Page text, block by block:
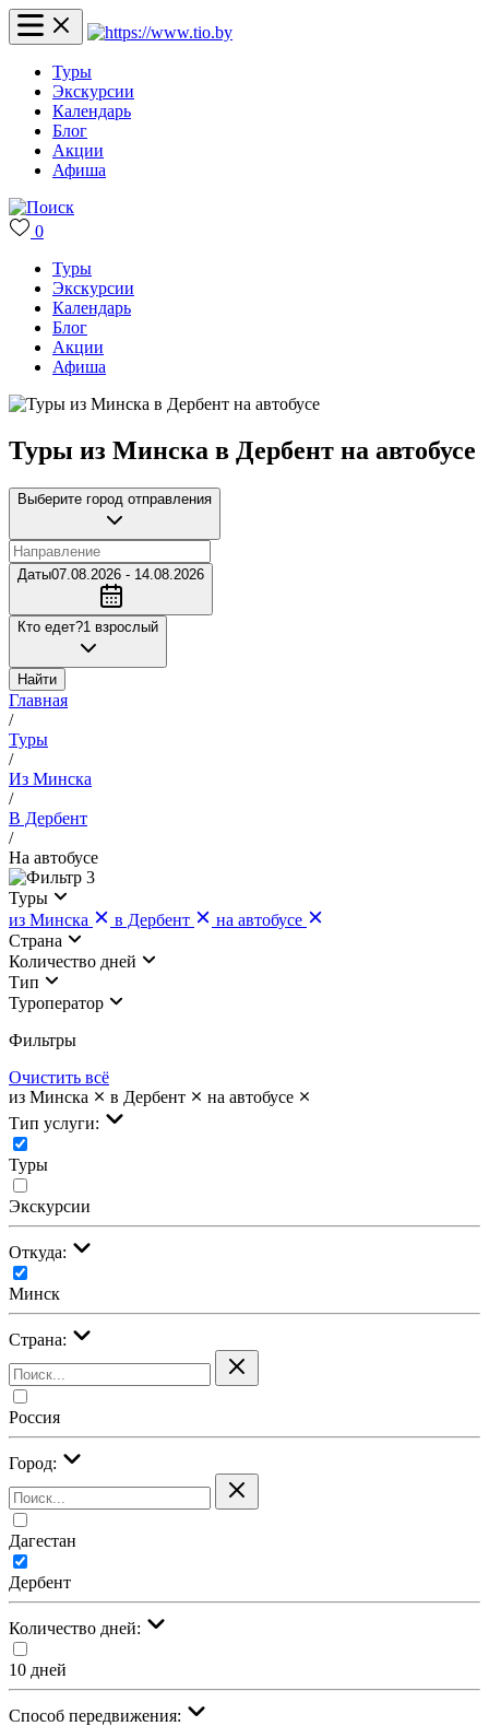
Туры
Экскурсии
Календарь
Блог
Акции
Афиша
0
Туры
Экскурсии
Календарь
Блог
Акции
Афиша
Туры из Минска в Дербент на автобусе
Выберите город отправления
Даты07.08.2026 - 14.08.2026
Кто едет?1 взрослый
Найти
Главная
/
Туры
/
Из Минска
/
В Дербент
/
На автобусе
3
Туры
из Минска
в Дербент
на автобусе
Страна
Количество дней
Тип
Туроператор
Фильтры
Очистить всё
из Минска
в Дербент
на автобусе
Тип услуги:
Туры
Экскурсии
Откуда:
Минск
Страна:
Россия
Город:
Дагестан
Дербент
Количество дней:
10 дней
Cпособ передвижения: